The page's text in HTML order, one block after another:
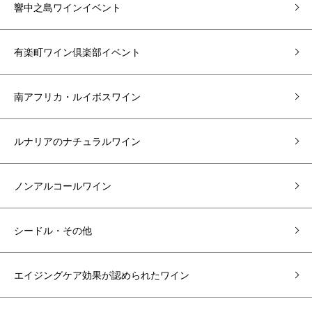
響中之島ワインイベント
有楽町ワイン倶楽部イベント
南アフリカ・ルイボスワイン
ルナリアのナチュラルワイン
ノンアルコールワイン
シードル・その他
エイジングケア効果が認められたワイン